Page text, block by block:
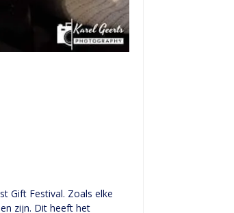
Gift Festival. Zoals elke
zijn. Dit heeft het